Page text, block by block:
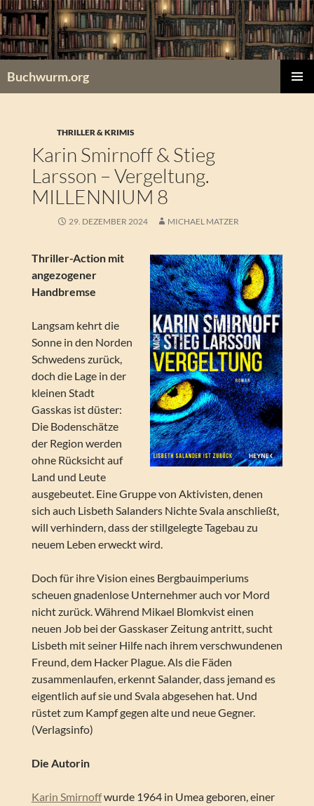
Zum
Inhalt
springen
Buchwurm.org
THRILLER & KRIMIS
Karin Smirnoff & Stieg
Larsson – Vergeltung.
MILLENNIUM 8
29. DEZEMBER 2024 MICHAEL MATZER
Thriller-Action mit
angezogener
Handbremse
Langsam kehrt die
Sonne in den Norden
Schwedens zurück,
doch die Lage in der
kleinen Stadt
Gasskas ist düster:
Die Bodenschätze
der Region werden
ohne Rücksicht auf
Land und Leute
ausgebeutet. Eine Gruppe von Aktivisten, denen
sich auch Lisbeth Salanders Nichte Svala anschließt,
will verhindern, dass der stillgelegte Tagebau zu
neuem Leben erweckt wird.
Doch für ihre Vision eines Bergbauimperiums
scheuen gnadenlose Unternehmer auch vor Mord
nicht zurück. Während Mikael Blomkvist einen
neuen Job bei der Gasskaser Zeitung antritt, sucht
Lisbeth mit seiner Hilfe nach ihrem verschwundenen
Freund, dem Hacker Plague. Als die Fäden
zusammenlaufen, erkennt Salander, dass jemand es
eigentlich auf sie und Svala abgesehen hat. Und
rüstet zum Kampf gegen alte und neue Gegner.
(Verlagsinfo)
Die Autorin
Karin Smirnoffwurde 1964 in Umea geboren, einer